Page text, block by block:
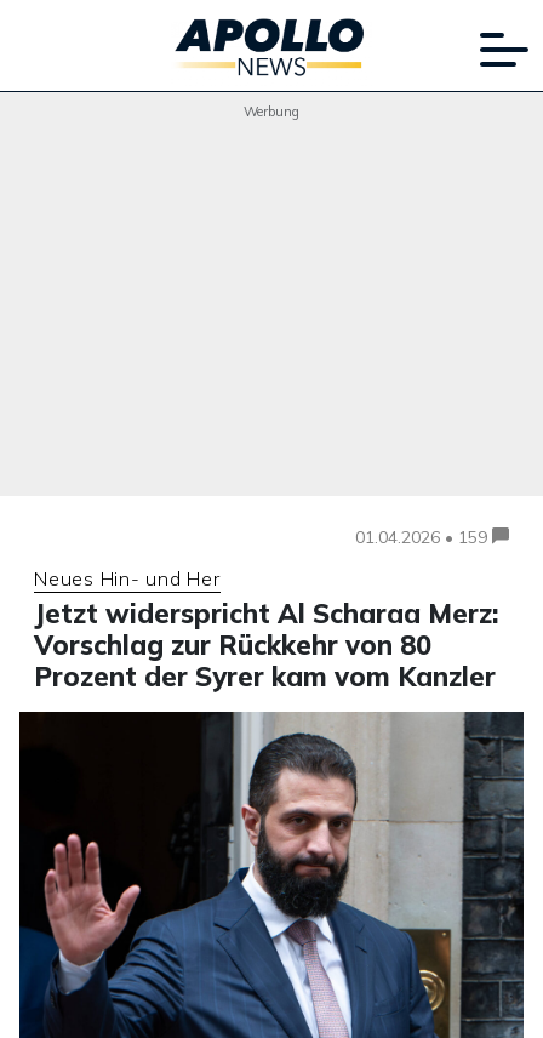
Werbung
01.04.2026 • 159
Neues Hin- und Her
Jetzt widerspricht Al Scharaa Merz:
Vorschlag zur Rückkehr von 80
Prozent der Syrer kam vom Kanzler